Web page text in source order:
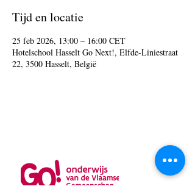
Tijd en locatie
25 feb 2026, 13:00 – 16:00 CET
Hotelschool Hasselt Go Next!, Elfde-Liniestraat
22, 3500 Hasselt, België